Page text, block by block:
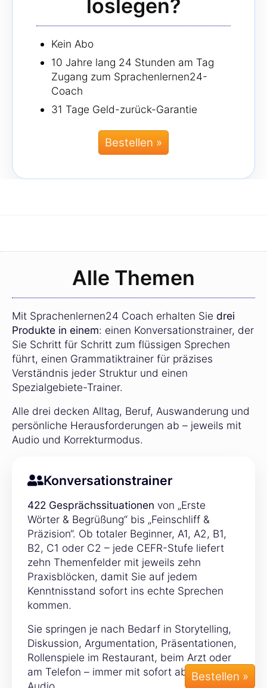
loslegen?
Kein Abo
10 Jahre lang 24 Stunden am Tag
Zugang zum Sprachenlernen24-
Coach
31 Tage Geld-zurück-Garantie
Bestellen »
Alle Themen
Mit Sprachenlernen24 Coach erhalten Sie drei
Produkte in einem: einen Konversationstrainer, der
Sie Schritt für Schritt zum flüssigen Sprechen
führt, einen Grammatiktrainer für präzises
Verständnis jeder Struktur und einen
Spezialgebiete-Trainer.
Alle drei decken Alltag, Beruf, Auswanderung und
persönliche Herausforderungen ab – jeweils mit
Audio und Korrekturmodus.
Konversationstrainer
422 Gesprächssituationen von „Erste
Wörter & Begrüßung“ bis „Feinschliff &
Präzision“. Ob totaler Beginner, A1, A2, B1,
B2, C1 oder C2 – jede CEFR-Stufe liefert
zehn Themenfelder mit jeweils zehn
Praxisblöcken, damit Sie auf jedem
Kenntnisstand sofort ins echte Sprechen
kommen.
Sie springen je nach Bedarf in Storytelling,
Diskussion, Argumentation, Präsentationen,
Rollenspiele im Restaurant, beim Arzt oder
am Telefon – immer mit sofort abrufbarem